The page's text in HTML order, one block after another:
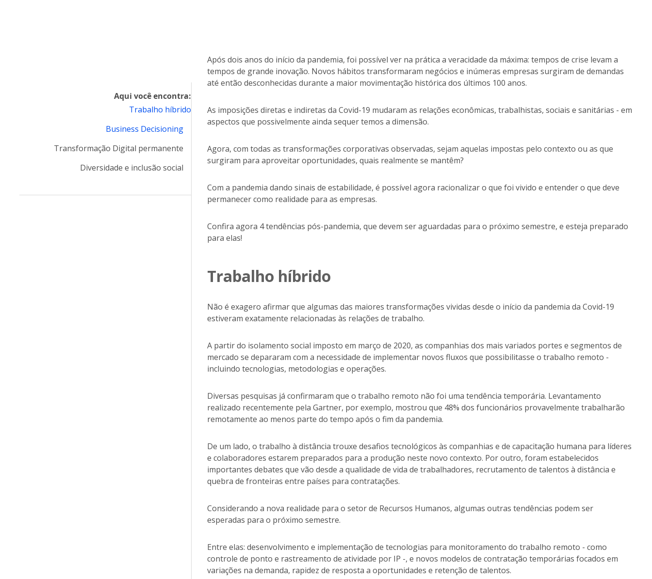
Aqui você encontra:
Trabalho híbrido
Business Decisioning
Transformação Digital permanente
Diversidade e inclusão social
Após dois anos do início da pandemia, foi possível ver na prática a veracidade da máxima: tempos de crise levam a
tempos de grande inovação. Novos hábitos transformaram negócios e inúmeras empresas surgiram de demandas
até então desconhecidas durante a maior movimentação histórica dos últimos 100 anos.
As imposições diretas e indiretas da Covid-19 mudaram as relações econômicas, trabalhistas, sociais e sanitárias - em
aspectos que possivelmente ainda sequer temos a dimensão.
Agora, com todas as transformações corporativas observadas, sejam aquelas impostas pelo contexto ou as que
surgiram para aproveitar oportunidades, quais realmente se mantêm?
Com a pandemia dando sinais de estabilidade, é possível agora racionalizar o que foi vivido e entender o que deve
permanecer como realidade para as empresas.
Confira agora 4 tendências pós-pandemia, que devem ser aguardadas para o próximo semestre, e esteja preparado
para elas!
Trabalho híbrido
Não é exagero afirmar que algumas das maiores transformações vividas desde o início da pandemia da Covid-19
estiveram exatamente relacionadas às relações de trabalho.
A partir do isolamento social imposto em março de 2020, as companhias dos mais variados portes e segmentos de
mercado se depararam com a necessidade de implementar novos fluxos que possibilitasse o trabalho remoto -
incluindo tecnologias, metodologias e operações.
Diversas pesquisas já confirmaram que o trabalho remoto não foi uma tendência temporária. Levantamento
realizado recentemente pela Gartner, por exemplo, mostrou que 48% dos funcionários provavelmente trabalharão
remotamente ao menos parte do tempo após o fim da pandemia.
De um lado, o trabalho à distância trouxe desafios tecnológicos às companhias e de capacitação humana para líderes
e colaboradores estarem preparados para a produção neste novo contexto. Por outro, foram estabelecidos
importantes debates que vão desde a qualidade de vida de trabalhadores, recrutamento de talentos à distância e
quebra de fronteiras entre países para contratações.
Considerando a nova realidade para o setor de Recursos Humanos, algumas outras tendências podem ser
esperadas para o próximo semestre.
Entre elas: desenvolvimento e implementação de tecnologias para monitoramento do trabalho remoto - como
controle de ponto e rastreamento de atividade por IP -, e novos modelos de contratação temporárias focados em
variações na demanda, rapidez de resposta a oportunidades e retenção de talentos.